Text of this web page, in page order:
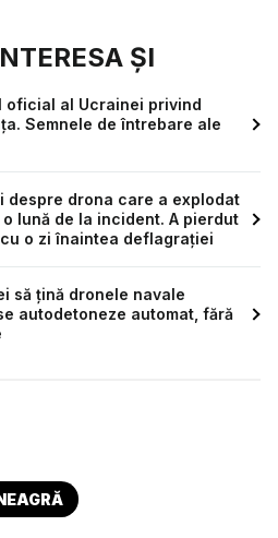
ȘI
oficial al Ucrainei privind
Semnele de întrebare ale
despre drona care a explodat
lună de la incident. A pierdut
o zi înaintea deflagrației
să țină dronele navale
autodetoneze automat, fără